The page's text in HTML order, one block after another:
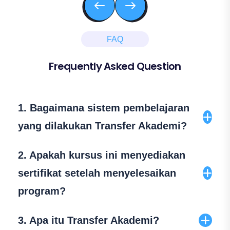
FAQ
Frequently Asked Question
1. Bagaimana sistem pembelajaran
yang dilakukan Transfer Akademi?
pembelajaran komunikatif dan interaktif yang
sesuai dengan urutan skill layaknya belajar
bahasa asli atau “Natural Way of Learning”,
dan menulis, dengan pembahasan yg
2. Apakah kursus ini menyediakan
sertifikat setelah menyelesaikan
program?
sertifikat yang dikeluarkan langsung oleh
3. Apa itu Transfer Akademi?